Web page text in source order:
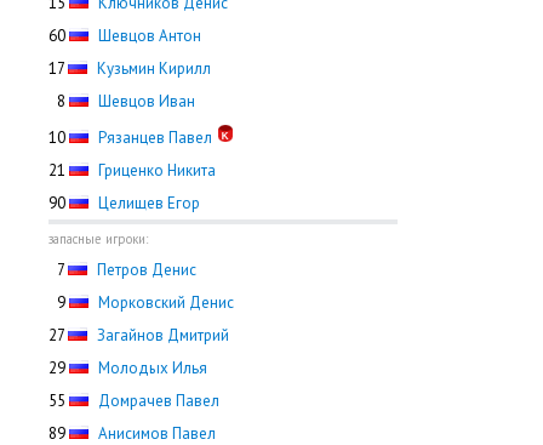
60
Шевцов Антон
17
Кузьмин Кирилл
8
Шевцов Иван
10
Рязанцев Павел
21
Гриценко Никита
90
Целищев Егор
запасные игроки:
7
Петров Денис
9
Морковский Денис
27
Загайнов Дмитрий
29
Молодых Илья
55
Домрачев Павел
89
Анисимов Павел